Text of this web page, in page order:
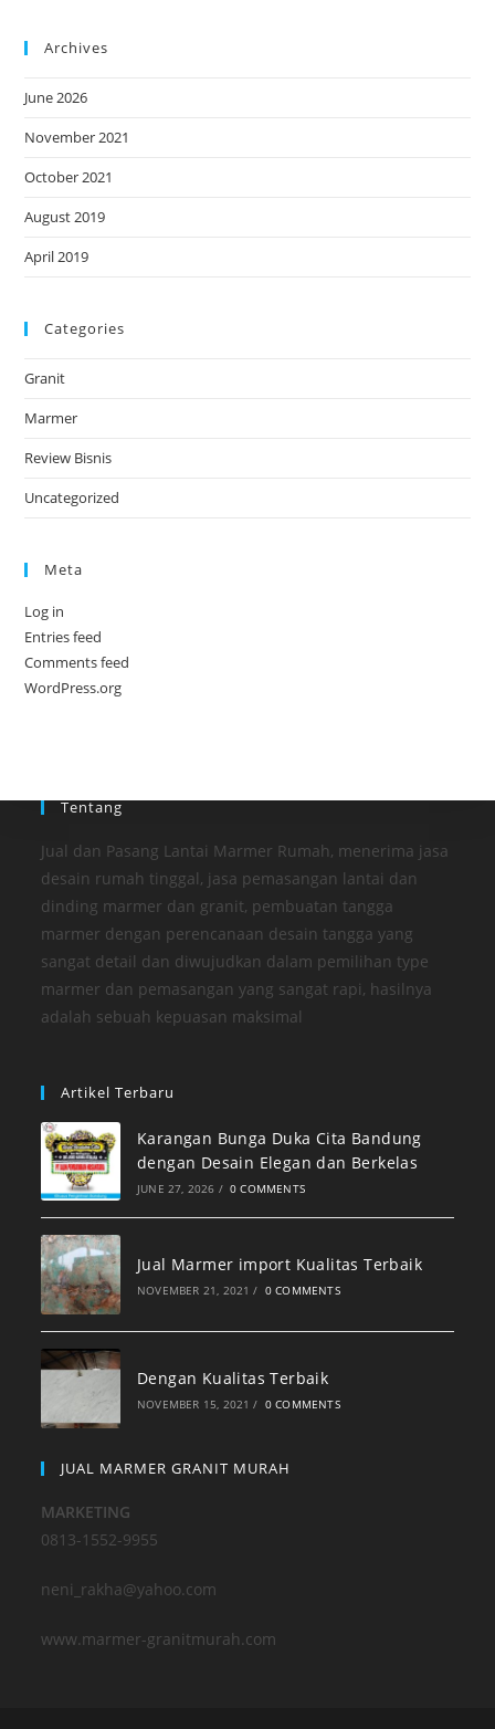
Archives
June 2026
November 2021
October 2021
August 2019
April 2019
Categories
Granit
Marmer
Review Bisnis
Uncategorized
Meta
Log in
Entries feed
Comments feed
WordPress.org
Tentang
Jual dan Pasang Lantai Marmer Rumah, menerima jasa
desain rumah tinggal, jasa pemasangan lantai dan
dinding marmer dan granit, pembuatan tangga
marmer dengan perencanaan desain tangga yang
sangat detail dan diwujudkan dalam pemilihan type
marmer dan pemasangan yang sangat rapi, hasilnya
adalah sebuah kepuasan maksimal
Artikel Terbaru
Karangan Bunga Duka Cita Bandung
dengan Desain Elegan dan Berkelas
JUNE 27, 2026 / 0 COMMENTS
Jual Marmer import Kualitas Terbaik
NOVEMBER 21, 2021 / 0 COMMENTS
Dengan Kualitas Terbaik
NOVEMBER 15, 2021 / 0 COMMENTS
JUAL MARMER GRANIT MURAH
MARKETING
0813-1552-9955
neni_rakha@yahoo.com
www.marmer-granitmurah.com